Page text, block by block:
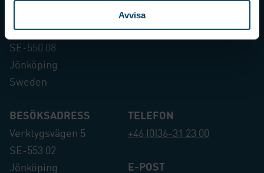
Avvisa
AB RÖRETS INDUSTRIER
Box 8016
SE-550 08
Jönköping
Sweden
BESÖKSADRESS
Verktygsvägen 5
SE-553 02
Jönköping
TELEFON
+46 (0)36-31 23 00
E-POST